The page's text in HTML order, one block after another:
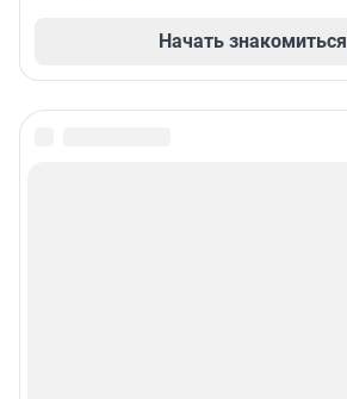
Начать знакомиться